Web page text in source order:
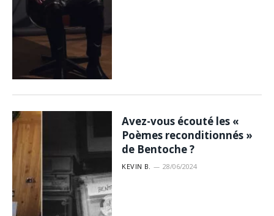
Avez-vous écouté les «
Poèmes reconditionnés »
de Bentoche ?
KEVIN B. 28/06/2024